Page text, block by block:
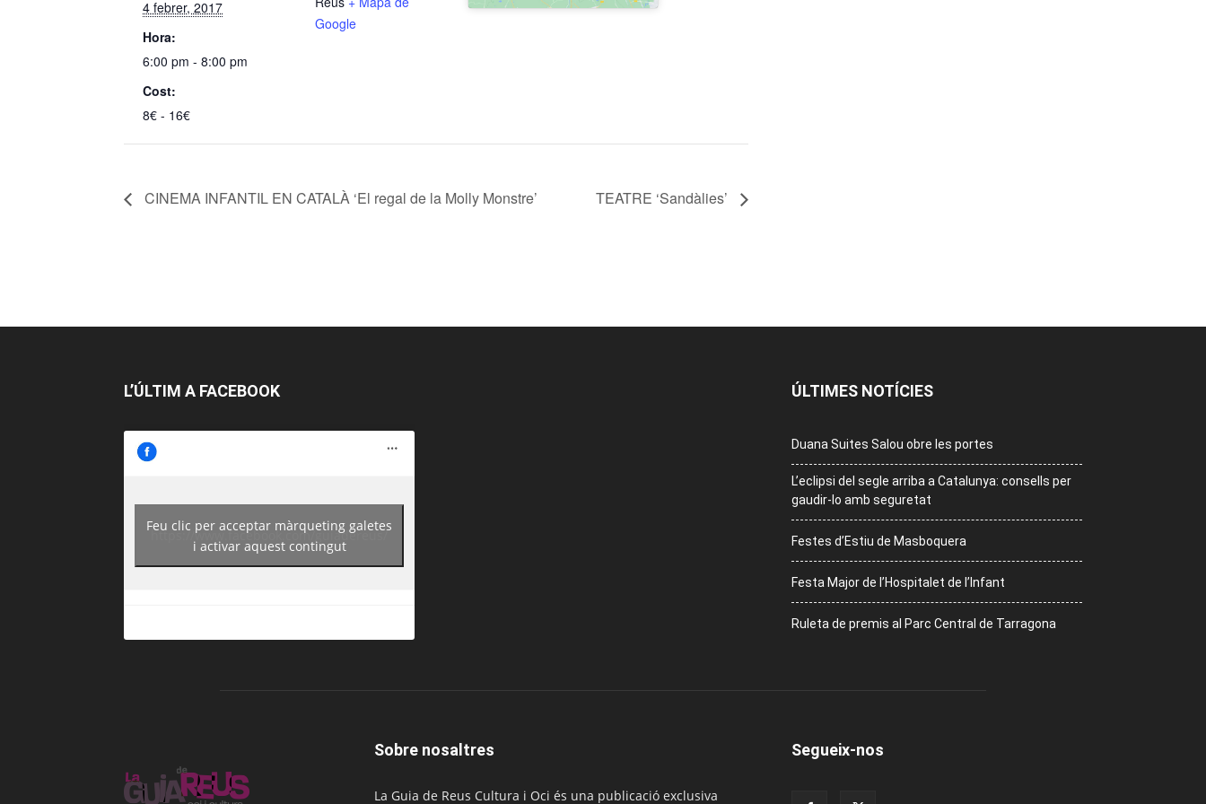
4 febrer, 2017
Hora:
6:00 pm - 8:00 pm
Cost:
8€ - 16€
Google
CINEMA INFANTIL EN CATALÀ ‘El regal de la Molly Monstre’ TEATRE ‘Sandàlies’
L’ÚLTIM A FACEBOOK
https://www.facebook.com/guiadereus/
Feu clic per acceptar màrqueting galetes
i activar aquest contingut
ÚLTIMES NOTÍCIES
Duana Suites Salou obre les portes
L’eclipsi del segle arriba a Catalunya: consells per
gaudir-lo amb seguretat
Festes d’Estiu de Masboquera
Festa Major de l’Hospitalet de l’Infant
Ruleta de premis al Parc Central de Tarragona
Sobre nosaltres
La Guia de Reus Cultura i Oci és una publicació exclusiva
Segueix-nos